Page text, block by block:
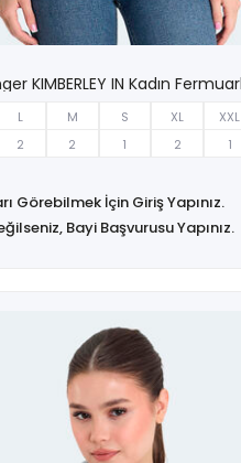
L M S XL XXL
2 2 1 2 1
Görebilmek İçin Giriş Yapınız.
Bayi Başvurusu Yapınız.